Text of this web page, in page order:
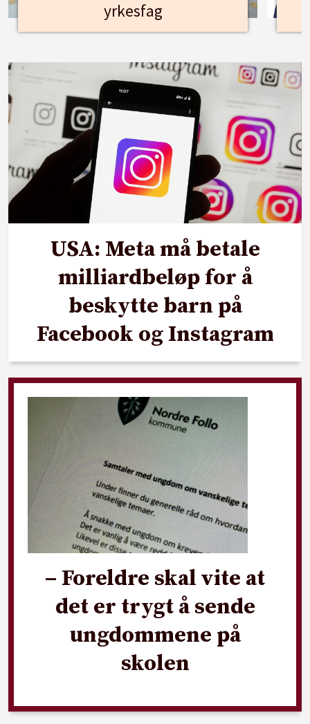
yrkesfag
USA: Meta må betale
milliardbeløp for å
beskytte barn på
Facebook og Instagram
– Foreldre skal vite at
det er trygt å sende
ungdommene på
skolen